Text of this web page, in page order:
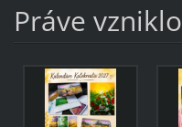
Práve vzniklo